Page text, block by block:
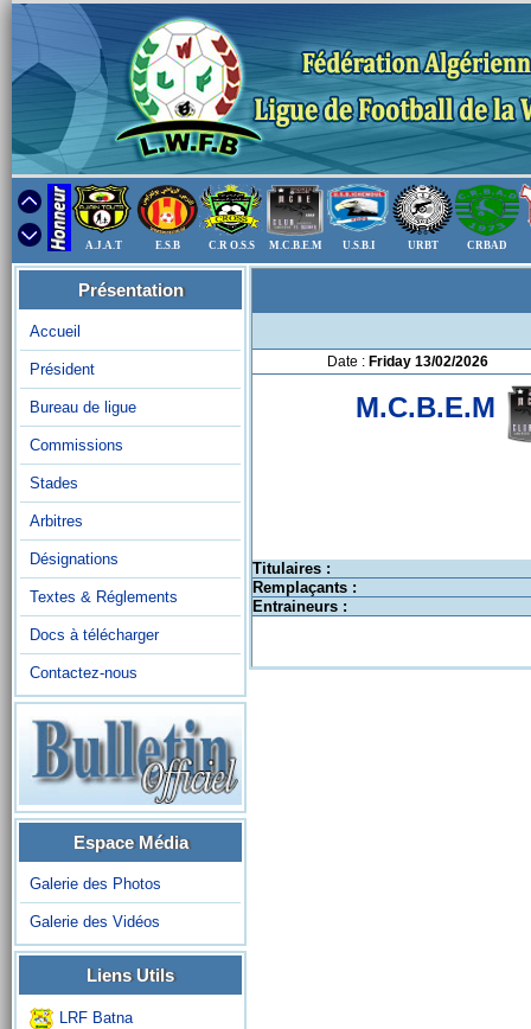
A.J.A.T E.S.B C.R O.S.S M.C.B.E.M U.S.B.I URBT CRBAD
Présentation
Accueil
Président
Bureau de ligue
Commissions
Stades
Arbitres
Désignations
Textes & Réglements
Docs à télécharger
Contactez-nous
Espace Média
Galerie des Photos
Galerie des Vidéos
Liens Utils
LRF Batna
Date : Friday 13/02/2026
M.C.B.E.M
Titulaires :
Remplaçants :
Entraineurs :